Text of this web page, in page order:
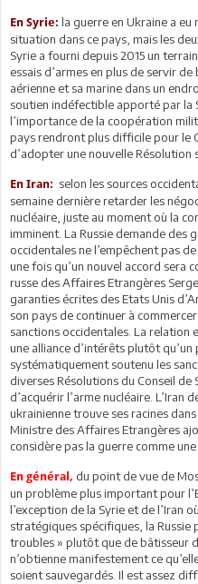
En Syrie: la guerre en Ukraine a eu
situation dans ce pays, mais les
Syrie a fourni depuis 2015 un
essais d’armes en plus de servir
aérienne et sa marine dans un
soutien indéfectible apporté par la
l’importance de la coopération
pays rendront plus difficile pour le
d’adopter une nouvelle Résolution
En Iran: selon les sources
semaine dernière retarder les
nucléaire, juste au moment où la
imminent. La Russie demande des
occidentales ne l’empêchent pas
une fois qu’un nouvel accord sera
russe des Affaires Etrangères
garanties écrites des Etats Unis
son pays de continuer à
sanctions occidentales. La relation
une alliance d’intérêts plutôt qu’un
systématiquement soutenu les
diverses Résolutions du Conseil de
d’acquérir l’arme nucléaire. L’Iran
ukrainienne trouve ses racines
Ministre des Affaires Etrangères
considère pas la guerre comme une
En général, du point de vue de
un problème plus important pour
l’exception de la Syrie et de l’Iran
stratégiques spécifiques, la
troubles » plutôt que de bâtisseur
n’obtienne manifestement ce
soient sauvegardés. Il est assez